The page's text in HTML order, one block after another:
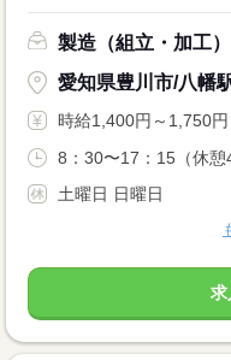
製造（組立・加工）
愛知県豊川市/八幡
時給1,400円～1,750円
8：30〜17：15（休
土曜日 日曜日
求